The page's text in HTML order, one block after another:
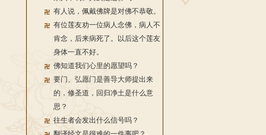
有人说，佩戴佛牌是对佛不恭敬。
有位莲友劝一位病人念佛，病人不
肯念，后来病死了。以后这个莲友
身体一直不好。
佛知道我们心里的愿望吗？
要门、弘愿门是善导大师提出来
的，修圣道，回归净土是什么意
思？
往生者会发出什么信号吗？